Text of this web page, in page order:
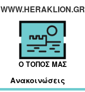
WWW.HERAKLION.GR
Ο ΤΟΠΟΣ ΜΑΣ
Ανακοινώσεις